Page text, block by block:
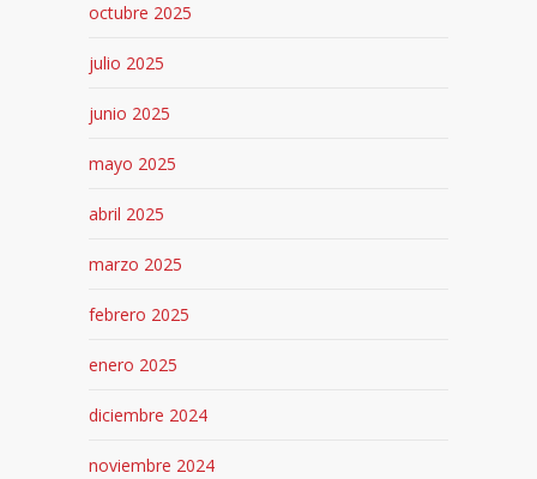
octubre 2025
julio 2025
junio 2025
mayo 2025
abril 2025
marzo 2025
febrero 2025
enero 2025
diciembre 2024
noviembre 2024